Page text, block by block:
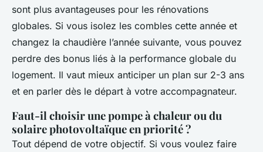
sont plus avantageuses pour les rénovations
globales. Si vous isolez les combles cette année et
changez la chaudière l’année suivante, vous pouvez
perdre des bonus liés à la performance globale du
logement. Il vaut mieux anticiper un plan sur 2-3 ans
et en parler dès le départ à votre accompagnateur.
Faut-il choisir une pompe à chaleur ou du
solaire photovoltaïque en priorité ?
Tout dépend de votre objectif. Si vous voulez faire